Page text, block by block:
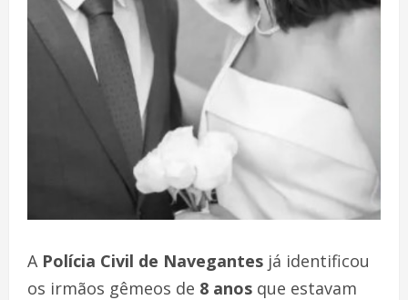
A Polícia Civil de Navegantes já identificou
os irmãos gêmeos de 8 anos que estavam